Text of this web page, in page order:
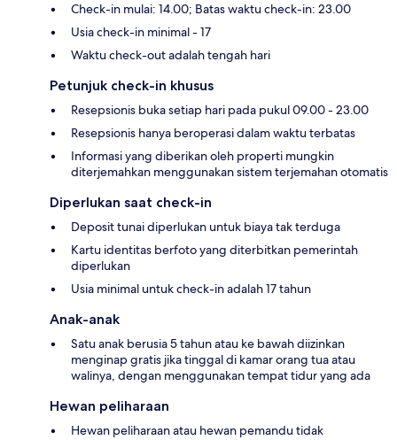
Check-in mulai: 14.00; Batas waktu check-in: 23.00
Usia check-in minimal - 17
Waktu check-out adalah tengah hari
Petunjuk check-in khusus
Resepsionis buka setiap hari pada pukul 09.00 - 23.00
Resepsionis hanya beroperasi dalam waktu terbatas
Informasi yang diberikan oleh properti mungkin
diterjemahkan menggunakan sistem terjemahan otomatis
Diperlukan saat check-in
Deposit tunai diperlukan untuk biaya tak terduga
Kartu identitas berfoto yang diterbitkan pemerintah
diperlukan
Usia minimal untuk check-in adalah 17 tahun
Anak-anak
Satu anak berusia 5 tahun atau ke bawah diizinkan
menginap gratis jika tinggal di kamar orang tua atau
walinya, dengan menggunakan tempat tidur yang ada
Hewan peliharaan
Hewan peliharaan atau hewan pemandu tidak